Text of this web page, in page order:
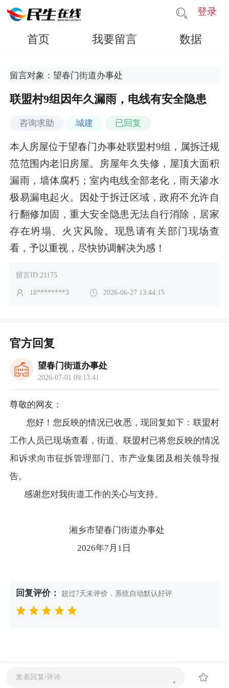
登录
首页 我要留言 数据
留言对象：望春门街道办事处
联盟村9组因年久漏雨，电线有安全隐患
咨询求助 城建 已回复
本人房屋位于望春门办事处联盟村9组，属拆迁规
范范围内老旧房屋。房屋年久失修，屋顶大面积
漏雨，墙体腐朽；室内电线全部老化，雨天渗水
极易漏电起火。因处于拆迁区域，政府不允许自
行翻修加固，重大安全隐患无法自行消除，居家
存在坍塌、火灾风险。现恳请有关部门现场查
看，予以重视，尽快协调解决为感！
留言ID:21175
18********3 2026-06-27 13:44:15
官方回复
望春门街道办事处
2026-07-01 09:13:41
尊敬的网友：
您好！您反映的情况已收悉，现回复如下：联盟村
工作人员已现场查看，街道、联盟村已将您反映的情况
和诉求向市征拆管理部门、市产业集团及相关领导报
告。
感谢您对我街道工作的关心与支持。
湘乡市望春门街道办事处
2026年7月1日
回复评价： 超过7天未评价，系统自动默认好评